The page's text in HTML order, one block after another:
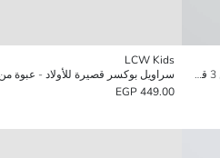
سراويل بوكسر منقوشة للأولاد - عبوة من 3 قطع
LCW Kids
سراويل بوكسر قصيرة للأولاد - عبوة من 3
449.00 EGP